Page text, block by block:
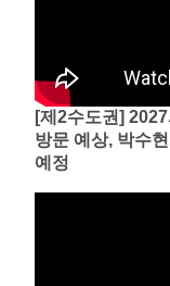
[제2수도권]
방문 예상, 박수
예정